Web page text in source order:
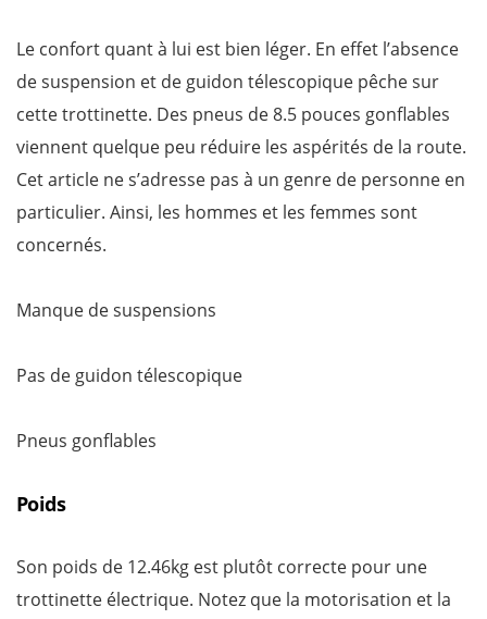
Le confort quant à lui est bien léger. En effet l’absence
de suspension et de guidon télescopique pêche sur
cette trottinette. Des pneus de 8.5 pouces gonflables
viennent quelque peu réduire les aspérités de la route.
Cet article ne s’adresse pas à un genre de personne en
particulier. Ainsi, les hommes et les femmes sont
concernés.
Manque de suspensions
Pas de guidon télescopique
Pneus gonflables
Poids
Son poids de 12.46kg est plutôt correcte pour une
trottinette électrique. Notez que la motorisation et la